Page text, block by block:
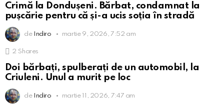
Crimă la Dondușeni. Bărbat, condamnat la
pușcărie pentru că și-a ucis soția în stradă
de Indiro martie 9, 2026, 7:52 am
2 Shares
Doi bărbați, spulberați de un automobil, la
Criuleni. Unul a murit pe loc
de Indiro martie 11, 2026, 7:47 am